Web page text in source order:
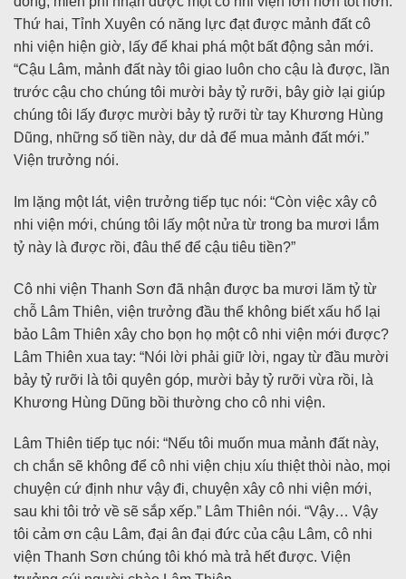
Thứ hai, Tỉnh Xuyên có năng lực đạt được mảnh đất cô
nhi viện hiện giờ, lấy để khai phá một bất động sản mới.
“Cậu Lâm, mảnh đất này tôi giao luôn cho cậu là được, lần
trước cậu cho chúng tôi mười bảy tỷ rưỡi, bây giờ lại giúp
chúng tôi lấy được mười bảy tỷ rưỡi từ tay Khương Hùng
Dũng, những số tiền này, dư dả để mua mảnh đất mới.”
Viện trưởng nói.
Im lặng một lát, viện trưởng tiếp tục nói: “Còn việc xây cô
nhi viện mới, chúng tôi lấy một nửa từ trong ba mươi lắm
tỷ này là được rồi, đâu thể để cậu tiêu tiền?”
Cô nhi viện Thanh Sơn đã nhận được ba mươi lăm tỷ từ
chỗ Lâm Thiên, viện trưởng đầu thể không biết xấu hổ lại
bảo Lâm Thiên xây cho bọn họ một cô nhi viện mới được?
Lâm Thiên xua tay: “Nói lời phải giữ lời, ngay từ đầu mười
bảy tỷ rưỡi là tôi quyên góp, mười bảy tỷ rưỡi vừa rồi, là
Khương Hùng Dũng bồi thường cho cô nhi viện.
Lâm Thiên tiếp tục nói: “Nếu tôi muốn mua mảnh đất này,
ch chắn sẽ không để cô nhi viện chịu xíu thiệt thòi nào, mọi
chuyện cứ định như vậy đi, chuyện xây cô nhi viện mới,
sau khi tôi trở về sẽ sắp xếp.” Lâm Thiên nói. “Vậy… Vậy
tôi cảm ơn cậu Lâm, đại ân đại đức của cậu Lâm, cô nhi
viện Thanh Sơn chúng tôi khó mà trả hết được. Viện